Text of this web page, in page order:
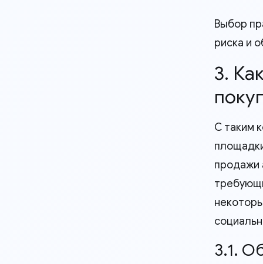
Выбор
риска и
3.
С таким
продажи
3.1.